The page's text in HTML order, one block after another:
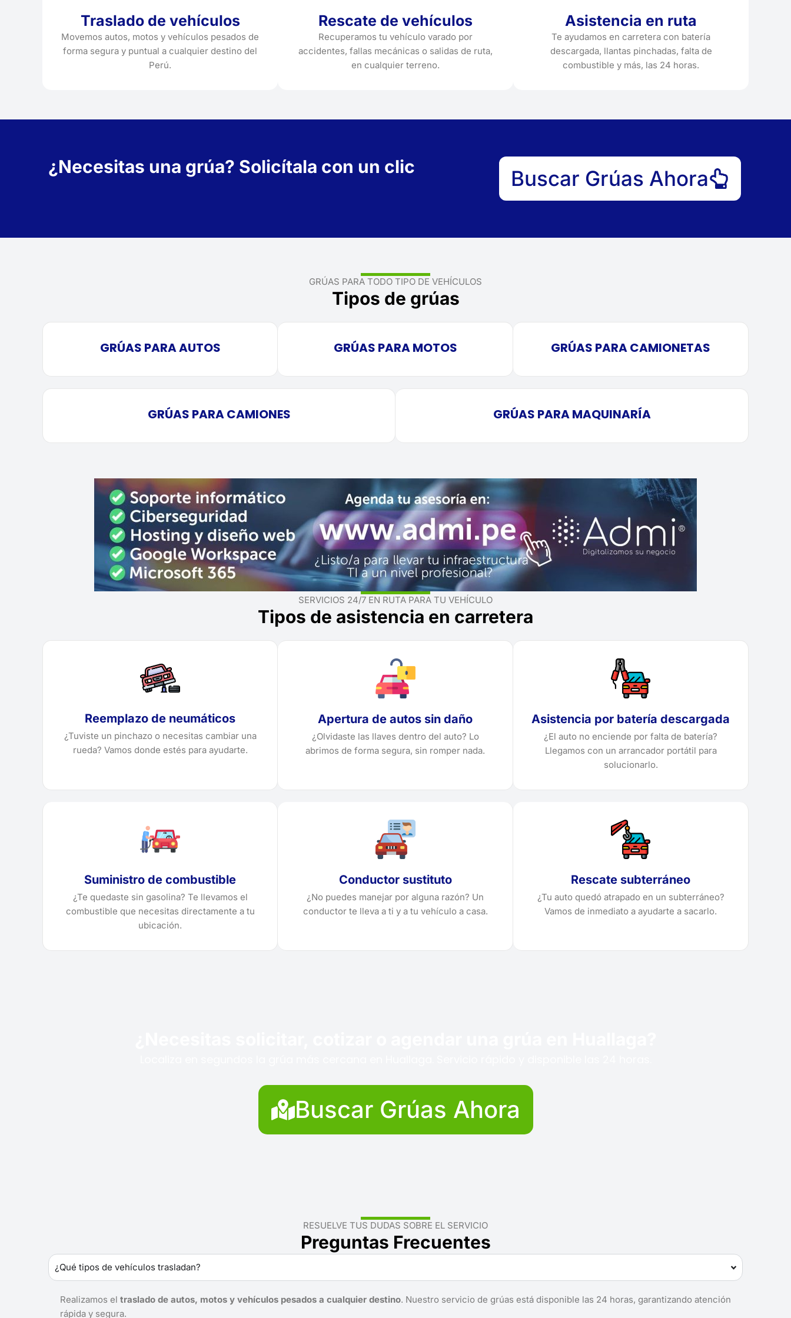
Traslado de vehículos
Movemos autos, motos y vehículos pesados de
forma segura y puntual a cualquier destino del
Perú.
Rescate de vehículos
Recuperamos tu vehículo varado por
accidentes, fallas mecánicas o salidas de ruta,
en cualquier terreno.
Asistencia en ruta
Te ayudamos en carretera con batería
descargada, llantas pinchadas, falta de
combustible y más, las 24 horas.
¿Necesitas una grúa? Solicítala con un clic Buscar Grúas Ahora
GRÚAS PARA TODO TIPO DE VEHÍCULOS
Tipos de grúas
GRÚAS PARA AUTOS GRÚAS PARA MOTOS GRÚAS PARA CAMIONETAS
GRÚAS PARA CAMIONES GRÚAS PARA MAQUINARÍA
SERVICIOS 24/7 EN RUTA PARA TU VEHÍCULO
Tipos de asistencia en carretera
Reemplazo de neumáticos
¿Tuviste un pinchazo o necesitas cambiar una
rueda? Vamos donde estés para ayudarte.
Apertura de autos sin daño
¿Olvidaste las llaves dentro del auto? Lo
abrimos de forma segura, sin romper nada.
Asistencia por batería descargada
¿El auto no enciende por falta de batería?
Llegamos con un arrancador portátil para
solucionarlo.
Suministro de combustible
¿Te quedaste sin gasolina? Te llevamos el
combustible que necesitas directamente a tu
ubicación.
Conductor sustituto
¿No puedes manejar por alguna razón? Un
conductor te lleva a ti y a tu vehículo a casa.
Rescate subterráneo
¿Tu auto quedó atrapado en un subterráneo?
Vamos de inmediato a ayudarte a sacarlo.
Buscar Grúas Ahora
RESUELVE TUS DUDAS SOBRE EL SERVICIO
Preguntas Frecuentes
¿Qué tipos de vehículos trasladan?
Realizamos el traslado de autos, motos y vehículos pesados a cualquier destino. Nuestro servicio de grúas está disponible las 24 horas, garantizando atención
rápida y segura.